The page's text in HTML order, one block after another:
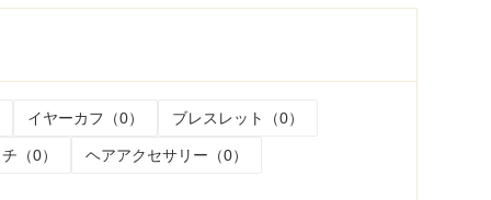
イヤーカフ（0） ブレスレット（0）
（0） ヘアアクセサリー（0）